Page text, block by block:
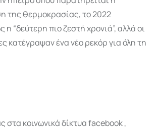
της θερμοκρασίας, το 2022
“δεύτερη πιο ζεστή χρονιά”, αλλά οι
κατέγραψαν ένα νέο ρεκόρ για όλη τη
στα κοινωνικά δίκτυα facebook ,